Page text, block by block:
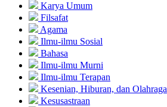
Karya Umum
Filsafat
Agama
Ilmu-ilmu Sosial
Bahasa
Ilmu-ilmu Murni
Ilmu-ilmu Terapan
Kesenian, Hiburan, dan Olahraga
Kesusastraan